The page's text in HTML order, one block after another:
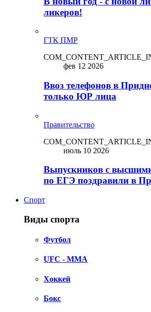
ликepoв!
ГТК ПМР
фев 12 2026
Ввоз телефонов в
только ЮР лица
Правительство
июль 10 2026
Выпускников с
по ЕГЭ поздравили в
Спорт
Виды спорта
Футбол
UFC - MMA
Хоккей
Бокс